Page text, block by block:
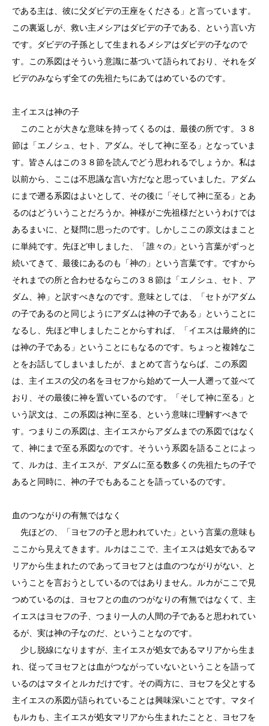
である主は、彼に父ダビデの王座をくださる」と言っています。
この裏返しが、救い主メシアはダビデの子である、という言い方
です。ダビデの子孫として生まれるメシアはダビデの子なので
す。この系図はそういう意識に基づいて語られており、それをダ
ビデのみならず全ての先祖たちにあてはめているのです。
主イエスは神の子
このことが大きな意味を持ってくるのは、最後の所です。３８
節は「エノシュ、セト、アダム。そして神に至る」となっていま
す。皆さんはこの３８節を読んでどう思われるでしょうか。私は
以前から、ここは不思議な言い方だなと思っていました。アダム
にまで遡る系図はよいとして、その後に「そして神に至る」とあ
るのはどういうことだろうか。神様がご先祖様だというわけでは
あるまいに、と疑問に思ったのです。しかしここの原文はまこと
に単純です。先ほど申しました、「誰々の」という言葉がずっと
続いてきて、最後にあるのも「神の」という言葉です。ですから
それまでの所と合わせるならこの３８節は「エノシュ、セト、ア
ダム、神」と訳すべきなのです。意味としては、「セトがアダム
の子であるのと同じようにアダムは神の子である」ということに
なるし、先ほど申しましたことからすれば、「イエスは最終的に
は神の子である」ということにもなるのです。ちょっと複雑なこ
とをお話してしまいましたが、まとめて言うならば、この系図
は、主イエスの父の名をヨセフから始めて一人一人遡って並べて
おり、その最後に神を置いているのです。「そして神に至る」と
いう訳文は、この系図は神に至る、という意味に理解すべきで
す。つまりこの系図は、主イエスからアダムまでの系図ではなく
て、神にまで至る系図なのです。そういう系図を語ることによっ
て、ルカは、主イエスが、アダムに至る数多くの先祖たちの子で
あると同時に、神の子でもあることを語っているのです。
血のつながりの有無ではなく
先ほどの、「ヨセフの子と思われていた」という言葉の意味も
ここから見えてきます。ルカはここで、主イエスは処女であるマ
リアから生まれたのであってヨセフとは血のつながりがない、と
いうことを言おうとしているのではありません。ルカがここで見
つめているのは、ヨセフとの血のつがなりの有無ではなくて、主
イエスはヨセフの子、つまり一人の人間の子であると思われてい
るが、実は神の子なのだ、ということなのです。
少し脱線になりますが、主イエスが処女であるマリアから生ま
れ、従ってヨセフとは血がつながっていないということを語って
いるのはマタイとルカだけです。その両方に、ヨセフを父とする
主イエスの系図が語られていることは興味深いことです。マタイ
もルカも、主イエスが処女マリアから生まれたことと、ヨセフを